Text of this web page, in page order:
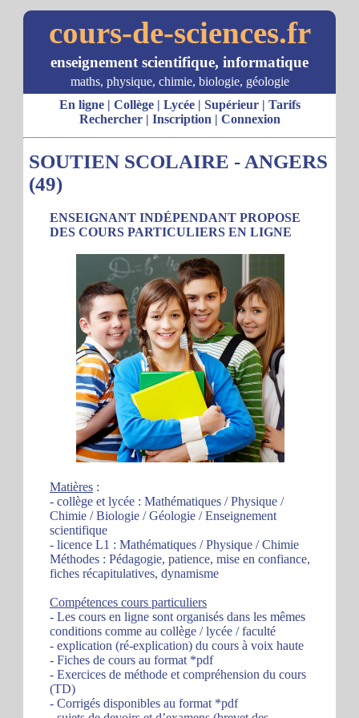
cours-de-sciences.fr
enseignement scientifique, informatique
maths, physique, chimie, biologie, géologie
En ligne| Collège| Lycée| Supérieur| Tarifs
Rechercher| Inscription | Connexion
SOUTIEN SCOLAIRE - ANGERS
(49)
ENSEIGNANT INDÉPENDANT PROPOSE
DES COURS PARTICULIERS EN LIGNE
Matières :
- collège et lycée : Mathématiques / Physique /
Chimie / Biologie / Géologie / Enseignement
scientifique
- licence L1 : Mathématiques / Physique / Chimie
Méthodes : Pédagogie, patience, mise en confiance,
fiches récapitulatives, dynamisme
Compétences cours particuliers
- Les cours en ligne sont organisés dans les mêmes
conditions comme au collège / lycée / faculté
- explication (ré-explication) du cours à voix haute
- Fiches de cours au format *pdf
- Exercices de méthode et compréhension du cours
(TD)
- Corrigés disponibles au format *pdf